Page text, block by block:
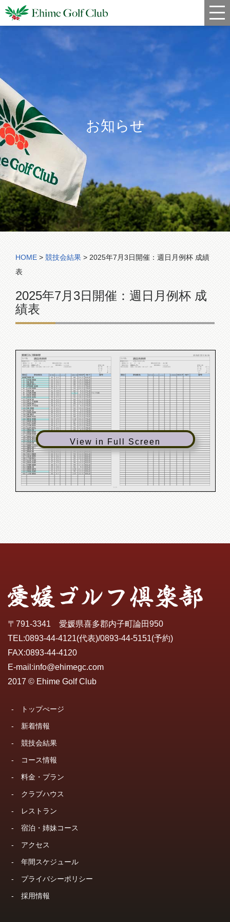
クラブハウス
年間スケジュール
宿泊・姉妹コース
アクセス
お知らせ
HOME > 競技会結果 > 2025年7月3日開催：週日月例杯 成績
表
2025年7月3日開催：週日月例杯 成
績表
View in Full Screen
愛媛ゴルフ倶楽部
コンペ名: 週日月例杯 コンペ名: 週日月例杯
開催年月日： 25年7月3日 (木) 開催年月日： 25年7月3日 (木)
使用コース：
順位決定方法： 使用コース： 順位決定方法：
競技方法：
申告ハンディ 優先順位： 申告ハンディ 優先順位：
HDCP上限：
男性：30 女性：30 シニア：30 2:生年月日 男 性: 人 HDCP上限： 男性：30 女性：30 シニア：30 2:生年月日 男 性:
人
女 性:
人 女 性:
人
2025/07/03 16:06
43
43
45
45
順位
参加者名 KING QUEEN GROSS HDCP NET 備考 順位 参加者名 KING QUEEN GROSS HDCP NET 備考
優勝 塚野 満 44 44 88 24.0
64.0
2
井藤 明德 42 42 84 18.0
66.0
3
泉 武志 43 46 89 23.0
66.0
4
菊池 繁人 44 44 88 19.0
69.0
5
伊勢家 圭喜 46 47 93 23.0
70.0
6
上坂 晴美 43 51 94 24.0
70.0
7
米木 康 41 39 80 9.0
71.0
8
大西 栄隆 38 38 76 5.0 71.0 ベスグロ賞
9
松本 明慧 44 38 82 10.0
72.0
10
谷本 眞帆 46 44 90 18.0
72.0
11
水本 忠 45 44 89 17.0
72.0
12
井上 千恵美 45 45 90 18.0
72.0
13
宮﨑 憲二 42 47 89 17.0
72.0
14
米木 千代司 38 43 81 9.0
72.0
15
林 悦男 47 45 92 19.0
73.0
16
山本 学 42 40 82 9.0
73.0
17
浮田 和廣 46 45 91 18.0
73.0
18
楠 陽次 41 42 83 10.0
73.0
19
栗岡 秀生 43 45 88 15.0
73.0
20
野本 幸春 55 49 104 30.0
74.0
21
若宮 友和 44 43 87 13.0
74.0
22
山口 志郎 39 47 86 12.0
74.0
23
大塚 喜生 48 47 95 19.0
76.0
24
山内 榮弘 47 46 93 17.0
76.0
25
西田 雅一 40 44 84 8.0
76.0
26
織田 展男
27
宮瀬 宗徳
28
菊地 貞介
29
松本 春夫
30
松本 彰夫 98 19.0
79.0
31
兵頭 博 105 25.0
80.0
32
西野 不可止 108 28.0
80.0
33
藤田 建二 47 46 93 12.0
81.0
34
関本 栄 45 50 95 14.0
81.0
35
新田 聡 46 53 99 18.0
81.0
36
天川 雅詞 42 51 93 12.0
81.0
37
北本 明秀 50 46 96 14.0
82.0
38
下田 智久 47 45 92 10.0
82.0
39
山本 正喜 45 46 91 9.0
82.0
40
宮﨑 五郎 47 49 96 14.0
82.0
41
河野 通政 48 51 99 17.0
82.0
42
後藤 茂 44 48 92 9.0
83.0
43
西岡 誠司 52 53 105 21.0
84.0
44
和氣 吉嗣 51 47 98 13.0
85.0
45
上坂 建志 50 57 107 22.0 85.0
〒791-3341 愛媛県喜多郡内子町論田950
TEL:0893-44-4121(代表)/0893-44-5151(予約)
FAX:0893-44-4120
E-mail:info@ehimegc.com
2017 © Ehime Golf Club
- トップぺージ
- 新着情報
- 競技会結果
- コース情報
- 料金・プラン
- クラブハウス
- レストラン
- 宿泊・姉妹コース
- アクセス
- 年間スケジュール
- プライバシーポリシー
- 採用情報